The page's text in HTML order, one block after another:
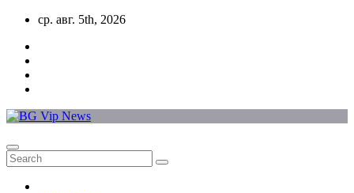
Skip
content
ср. авг. 5th, 2026